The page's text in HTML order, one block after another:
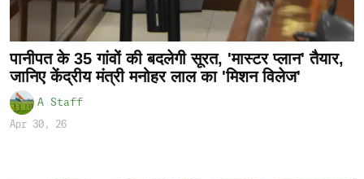
पानीपत के 35 गांवों की बदलेगी सूरत, 'मास्टर प्लान' तैयार,
जानिए केंद्रीय मंत्री मनोहर लाल का 'मिशन विलेज'
A Staff
Apr 30, 26